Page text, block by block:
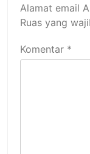
Alamat email
Ruas yang
Komentar *